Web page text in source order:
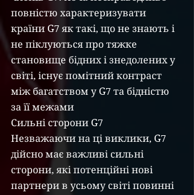
повністю характеризувати
країни G7 як такі, що не знають і
не піклуються про тяжке
становище бідних і знедолених у
світі, існує помітний контраст
між багатством у G7 та бідністю
за її межами
Сильні сторони G7
Незважаючи на ці виклики, G7
дійсно має важливі сильні
сторони, які потенційні нові
партнери в усьому світі повинні